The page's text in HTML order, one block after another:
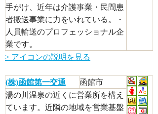
手がけ、近年は介護事業・民間患
者搬送事業に力をいれている。・
人員輸送のプロフェッショナル企
業です。
> アイコンの説明を見る
(株)函館第一交通
函館市
湯の川温泉の近くに営業所を構え
ています。近隣の地域を営業基盤